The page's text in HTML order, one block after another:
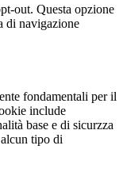
out. Questa opzione
di navigazione
fondamentali per il
include
base e di sicurzza
tipo di